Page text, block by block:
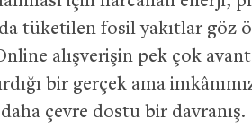
tüketilen fosil yakıtlar göz
alışverişin pek çok
bir gerçek ama
çevre dostu bir davranış.